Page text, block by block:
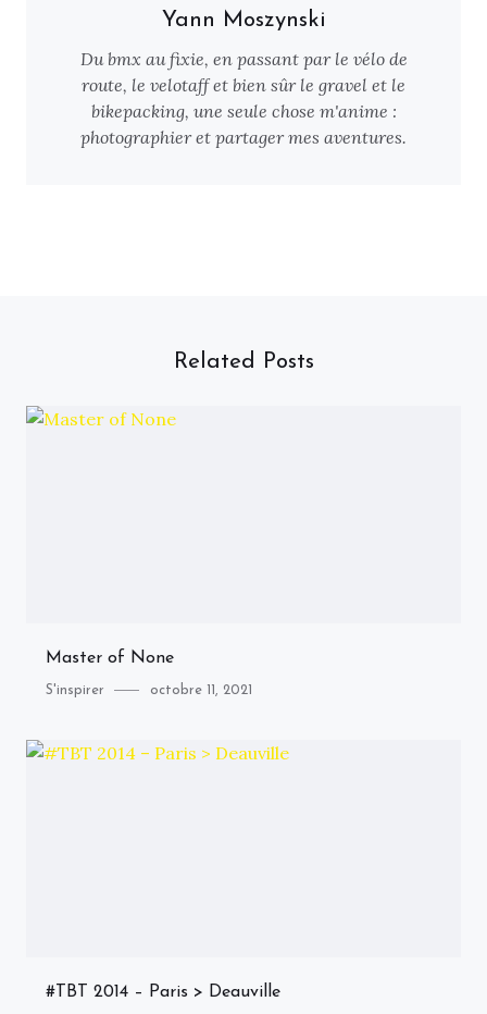
Yann Moszynski
Du bmx au fixie, en passant par le vélo de
route, le velotaff et bien sûr le gravel et le
bikepacking, une seule chose m'anime :
photographier et partager mes aventures.
Related Posts
Master of None
Category
S'inspirer
Posted
octobre 11, 2021
#TBT 2014 – Paris > Deauville